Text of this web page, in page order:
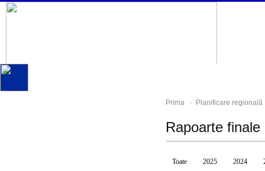
Prima - Planificare regională
Rapoarte
Toate 2025 2024